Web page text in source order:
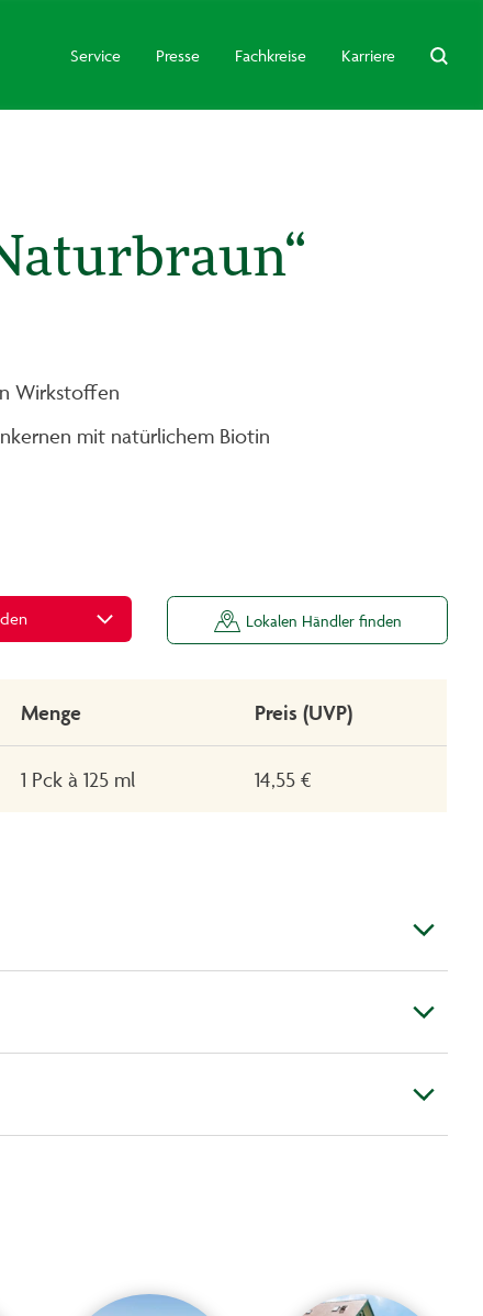
Service Presse Fachkreise Karriere
Wirkstoffen
mit natürlichem Biotin
Lokalen Händler finden
Menge Preis (UVP)
1 Pck à 125 ml 14,55 €